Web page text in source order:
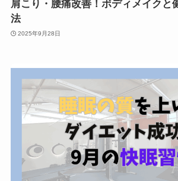
肩こり・腰痛改善！ボディメイクと
法
2025年9月28日